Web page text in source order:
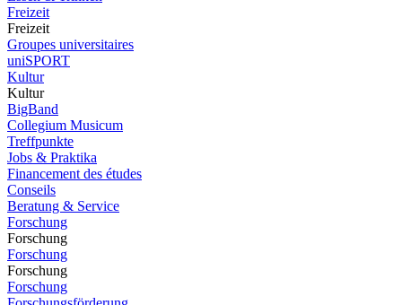
Freizeit
Freizeit
Groupes universitaires
uniSPORT
Kultur
Kultur
BigBand
Collegium Musicum
Treffpunkte
Jobs & Praktika
Financement des études
Conseils
Beratung & Service
Forschung
Forschung
Forschung
Forschung
Forschung